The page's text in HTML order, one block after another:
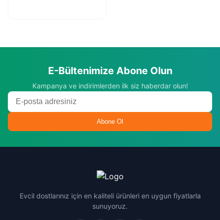
E-Bültenimize Abone Olun
Kampanya ve indirimlerden ilk siz haberdar olun!
Abone Ol
Evcil dostlarınız için en kaliteli ürünleri en uygun fiyatlarla
sunuyoruz.